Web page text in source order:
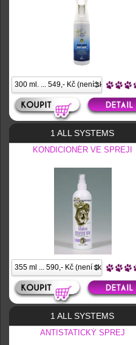
1 ALL SYSTEMS
KONDICIONÉR VE SPREJI
1 ALL SYSTEMS
ANTISTATICKÝ SPREJ